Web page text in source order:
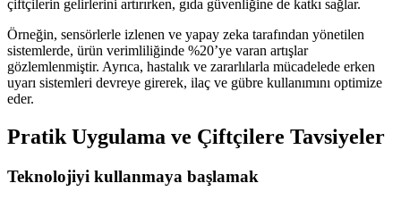
çiftçilerin gelirlerini artırırken, gıda güvenliğine de katkı sağlar.
Örneğin, sensörlerle izlenen ve yapay zeka tarafından yönetilen
sistemlerde, ürün verimliliğinde %20’ye varan artışlar
gözlemlenmiştir. Ayrıca, hastalık ve zararlılarla mücadelede erken
uyarı sistemleri devreye girerek, ilaç ve gübre kullanımını optimize
eder.
Pratik Uygulama ve Çiftçilere Tavsiyeler
Teknolojiyi kullanmaya başlamak